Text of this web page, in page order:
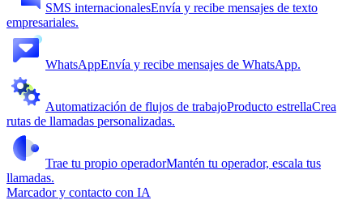
SMS internacionalesEnvía y recibe mensajes de texto
empresariales.
WhatsAppEnvía y recibe mensajes de WhatsApp.
Automatización de flujos de trabajoProducto estrellaCrea
rutas de llamadas personalizadas.
Trae tu propio operadorMantén tu operador, escala tus
llamadas.
Marcador y contacto con IA